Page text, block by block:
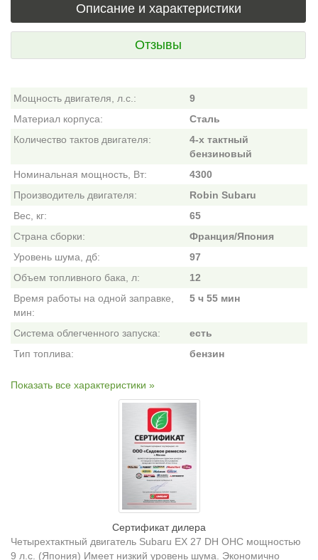
Описание и характеристики
Отзывы
Мощность двигателя, л.с.:
9
Материал корпуса:
Сталь
Количество тактов двигателя:
4-х тактный
бензиновый
Номинальная мощность, Вт:
4300
Производитель двигателя:
Robin Subaru
Вес, кг:
65
Страна сборки:
Франция/Япония
Уровень шума, дб:
97
Объем топливного бака, л:
12
Время работы на одной заправке,
мин:
5 ч 55 мин
Система облегченного запуска:
есть
Тип топлива:
бензин
Показать все характеристики »
Сертификат дилера
Четырехтактный двигатель Subaru EX 27 DH OHC мощностью
9 л.с. (Япония) Имеет низкий уровень шума. Экономично